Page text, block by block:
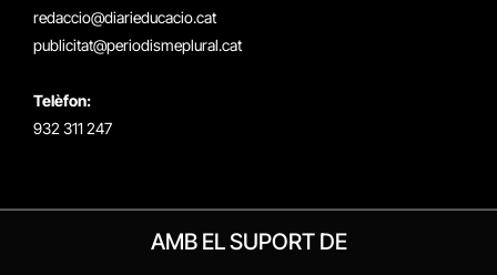
redaccio@diarieducacio.cat
publicitat@periodismeplural.cat
Telèfon:
932 311 247
AMB EL SUPORT DE